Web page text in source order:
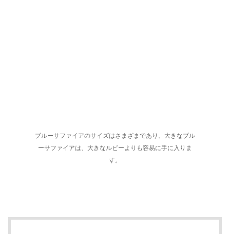
ブルーサファイアのサイズはさまざまであり、大きなブル
ーサファイアは、大きなルビーよりも容易に手に入りま
す。